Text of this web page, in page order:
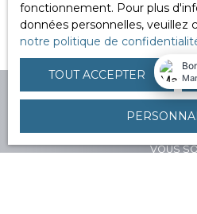
Nous
VOUS
fonctionnement. Pour plus
données personnelles, veuillez
notre politique de
TOUT ACCEPTER